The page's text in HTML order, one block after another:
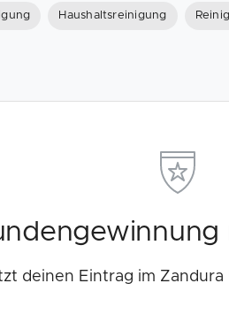
Haushaltsreinigung
deinen Eintrag im